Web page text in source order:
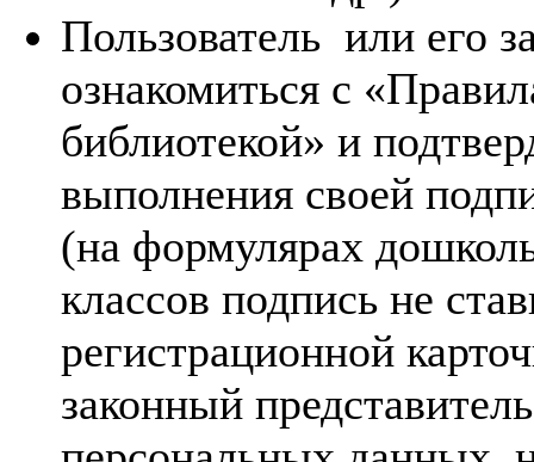
Пользователь или его
ознакомиться с
библиотекой» и
выполнения своей
(на формулярах
классов подпись не
регистрационной
законный